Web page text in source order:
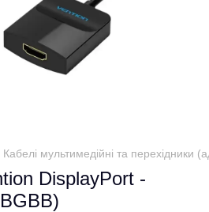
Кабелі мультимедійні та перехідники
DisplayPort -